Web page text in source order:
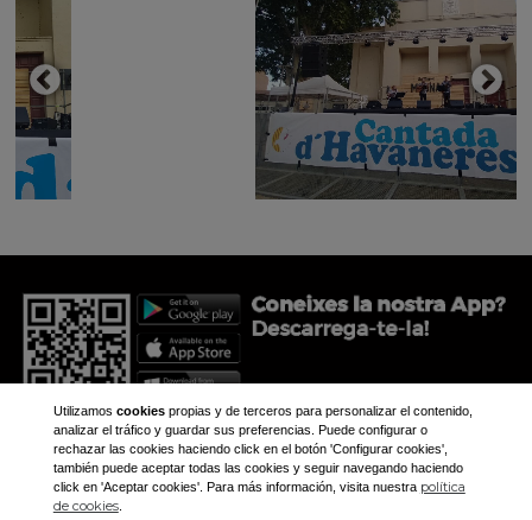
Utilizamos cookiespropias y de terceros para personalizar el contenido,
analizar el tráfico y guardar sus preferencias. Puede configurar o
rechazar las cookies haciendo click en el botón 'Configurar cookies',
también puede aceptar todas las cookies y seguir navegando haciendo
click en 'Aceptar cookies'. Para más información, visita nuestra política
de cookies.